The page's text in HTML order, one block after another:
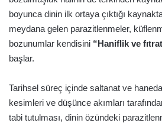
boyunca dinin ilk ortaya çıktığı
meydana gelen parazitlenmeler,
bozunumlar kendisini “Haniflik ve
başlar.
Tarihsel süreç içinde saltanat ve
kesimleri ve düşünce akımları
tabi tutulması, dinin özündeki